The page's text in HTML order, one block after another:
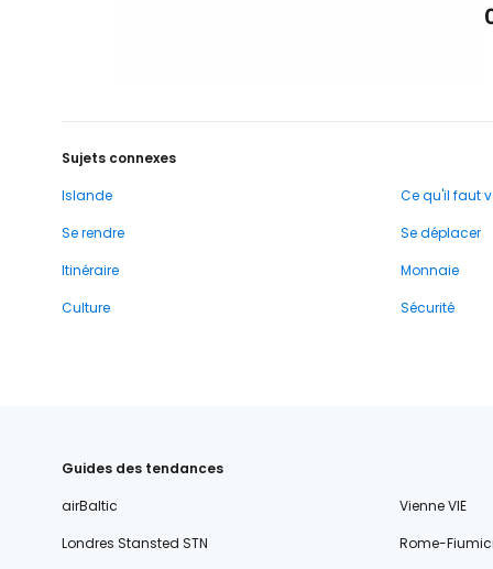
Sujets connexes
Islande
Ce qu'il faut
Se rendre
Se déplacer
Itinéraire
Monnaie
Culture
Sécurité
Guides des tendances
airBaltic
Vienne VIE
Londres Stansted STN
Rome-